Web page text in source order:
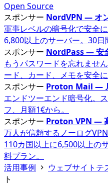
Open Source
スポンサー NordVPN — オ
軍事レベルの暗号化で安全
6,800以上のサーバー。30日
スポンサー NordPass — 安
もうパスワードを忘れませ
ード、カード、メモを安全に
スポンサー Proton Mail —
エンドツーエンド暗号化。
フ、月額1€から。
スポンサー Proton VPN —
万人が信頼するノーログ
110カ国以上に6,500以上の
料プラン。
活用事例
ウェブサイトテ
ト